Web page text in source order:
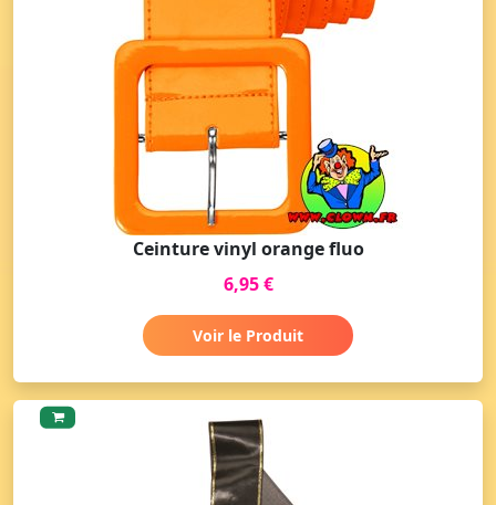
Ceinture vinyl orange fluo
6,95 €
Voir le Produit